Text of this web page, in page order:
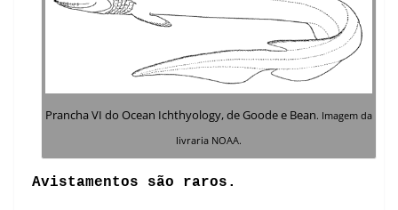
Prancha VI do Ocean Ichthyology, de Goode e Bean. Imagem da
livraria NOAA.
Avistamentos são raros.